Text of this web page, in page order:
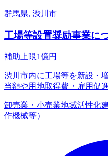
群馬県, 渋川市
工場等設置奨励事業に
補助上限1億円
渋川市内に工場等を新設・
当額や用地取得費・雇用促
卸売業・小売業地域活性化
作機械等）